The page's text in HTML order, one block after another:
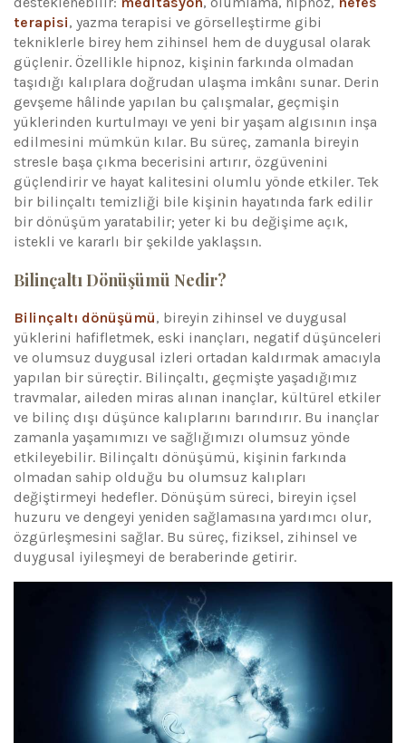
terapisi, yazma terapisi ve görselleştirme gibi
tekniklerle birey hem zihinsel hem de duygusal olarak
güçlenir. Özellikle hipnoz, kişinin farkında olmadan
taşıdığı kalıplara doğrudan ulaşma imkânı sunar. Derin
gevşeme hâlinde yapılan bu çalışmalar, geçmişin
yüklerinden kurtulmayı ve yeni bir yaşam algısının inşa
edilmesini mümkün kılar. Bu süreç, zamanla bireyin
stresle başa çıkma becerisini artırır, özgüvenini
güçlendirir ve hayat kalitesini olumlu yönde etkiler. Tek
bir bilinçaltı temizliği bile kişinin hayatında fark edilir
bir dönüşüm yaratabilir; yeter ki bu değişime açık,
istekli ve kararlı bir şekilde yaklaşsın.
Bilinçaltı Dönüşümü Nedir?
Bilinçaltı dönüşümü, bireyin zihinsel ve duygusal
yüklerini hafifletmek, eski inançları, negatif düşünceleri
ve olumsuz duygusal izleri ortadan kaldırmak amacıyla
yapılan bir süreçtir. Bilinçaltı, geçmişte yaşadığımız
travmalar, aileden miras alınan inançlar, kültürel etkiler
ve bilinç dışı düşünce kalıplarını barındırır. Bu inançlar
zamanla yaşamımızı ve sağlığımızı olumsuz yönde
etkileyebilir. Bilinçaltı dönüşümü, kişinin farkında
olmadan sahip olduğu bu olumsuz kalıpları
değiştirmeyi hedefler. Dönüşüm süreci, bireyin içsel
huzuru ve dengeyi yeniden sağlamasına yardımcı olur,
özgürleşmesini sağlar. Bu süreç, fiziksel, zihinsel ve
duygusal iyileşmeyi de beraberinde getirir.